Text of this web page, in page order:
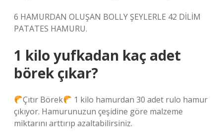
6 HAMURDAN OLUŞAN BOLLY ŞEYLERLE 42 DİLİM
PATATES HAMURU.
1 kilo yufkadan kaç adet
börek çıkar?
Çıtır Börek
1 kilo hamurdan 30 adet rulo hamur
çıkıyor. Hamurunuzun çeşidine göre malzeme
miktarını arttırıp azaltabilirsiniz.